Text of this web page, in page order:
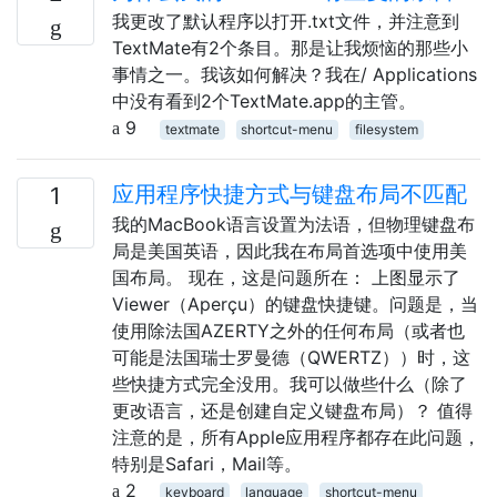
我更改了默认程序以打开.txt文件，并注意到
TextMate有2个条目。那是让我烦恼的那些小
事情之一。我该如何解决？我在/ Applications
中没有看到2个TextMate.app的主管。
9
textmate shortcut-menu filesystem
1 应用程序快捷方式与键盘布局不匹配
我的MacBook语言设置为法语，但物理键盘布
局是美国英语，因此我在布局首选项中使用美
国布局。 现在，这是问题所在： 上图显示了
Viewer（Aperçu）的键盘快捷键。问题是，当
使用除法国AZERTY之外的任何布局（或者也
可能是法国瑞士罗曼德（QWERTZ））时，这
些快捷方式完全没用。我可以做些什么（除了
更改语言，还是创建自定义键盘布局）？ 值得
注意的是，所有Apple应用程序都存在此问题，
特别是Safari，Mail等。
2
keyboard language shortcut-menu